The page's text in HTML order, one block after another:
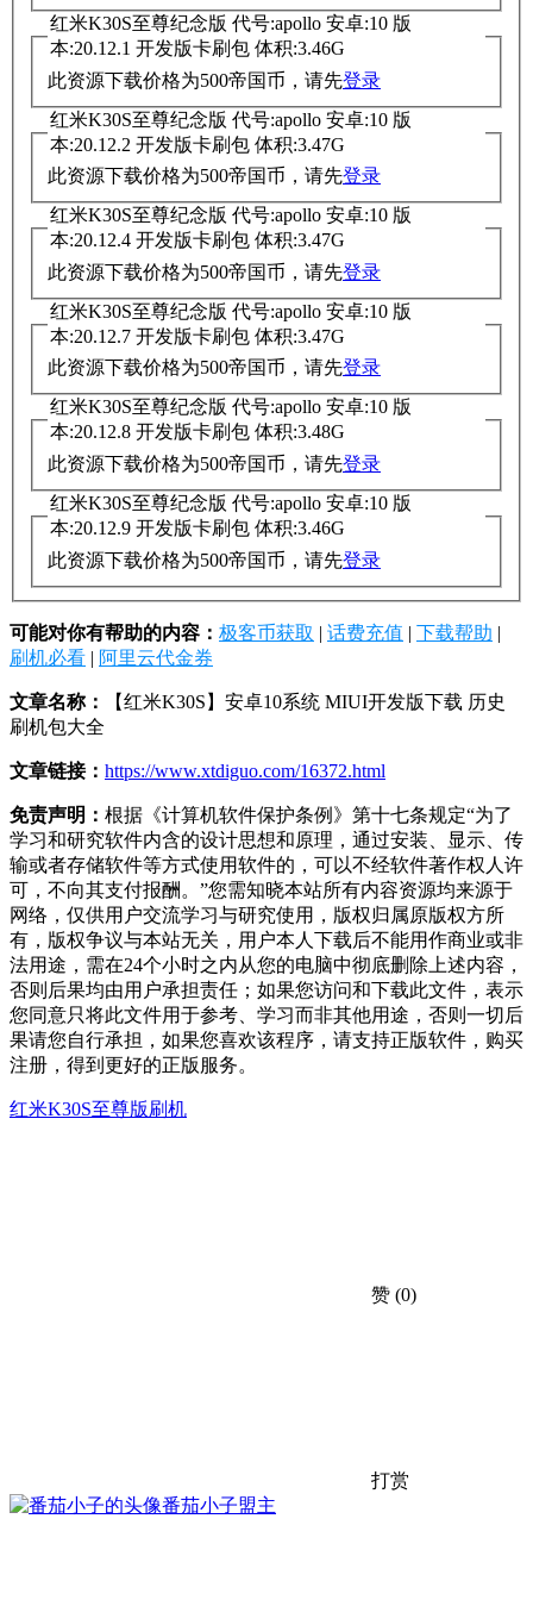
红米K30S至尊纪念版 代号:apollo 安卓:10 版
本:20.12.1 开发版卡刷包 体积:3.46G
此资源下载价格为500帝国币，请先登录
红米K30S至尊纪念版 代号:apollo 安卓:10 版
本:20.12.2 开发版卡刷包 体积:3.47G
此资源下载价格为500帝国币，请先登录
红米K30S至尊纪念版 代号:apollo 安卓:10 版
本:20.12.4 开发版卡刷包 体积:3.47G
此资源下载价格为500帝国币，请先登录
红米K30S至尊纪念版 代号:apollo 安卓:10 版
本:20.12.7 开发版卡刷包 体积:3.47G
此资源下载价格为500帝国币，请先登录
红米K30S至尊纪念版 代号:apollo 安卓:10 版
本:20.12.8 开发版卡刷包 体积:3.48G
此资源下载价格为500帝国币，请先登录
红米K30S至尊纪念版 代号:apollo 安卓:10 版
本:20.12.9 开发版卡刷包 体积:3.46G
此资源下载价格为500帝国币，请先登录
可能对你有帮助的内容： 极客币获取 | 话费充值 | 下载帮助 |
刷机必看 | 阿里云代金券
文章名称：
【红米K30S】安卓10系统 MIUI开发版下载 历史
刷机包大全
文章链接： https://www.xtdiguo.com/16372.html
免责声明： 根据《计算机软件保护条例》第十七条规定“为了
学习和研究软件内含的设计思想和原理，通过安装、显示、传
输或者存储软件等方式使用软件的，可以不经软件著作权人许
可，不向其支付报酬。”您需知晓本站所有内容资源均来源于
网络，仅供用户交流学习与研究使用，版权归属原版权方所
有，版权争议与本站无关，用户本人下载后不能用作商业或非
法用途，需在24个小时之内从您的电脑中彻底删除上述内容，
否则后果均由用户承担责任；如果您访问和下载此文件，表示
您同意只将此文件用于参考、学习而非其他用途，否则一切后
果请您自行承担，如果您喜欢该程序，请支持正版软件，购买
注册，得到更好的正版服务。
红米K30S至尊版刷机
赞 (0)
打赏
番茄小子盟主